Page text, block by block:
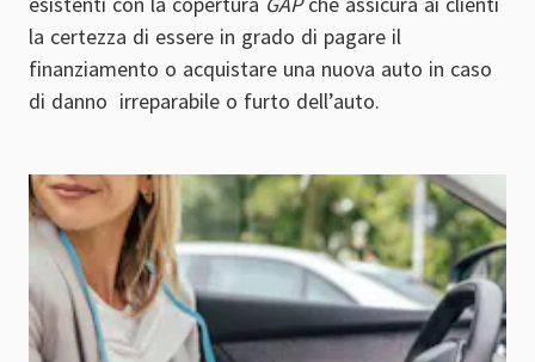
la certezza di essere in grado di pagare il
finanziamento o acquistare una nuova auto in caso
di danno irreparabile o furto dell’auto.